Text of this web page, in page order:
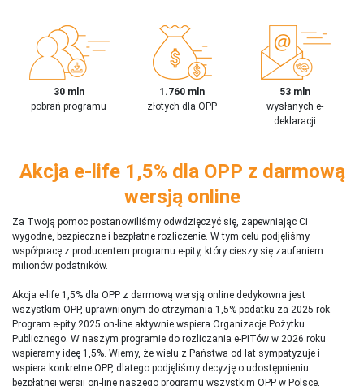
30 mln
pobrań programu
1.760 mln
złotych dla OPP
53 mln
wysłanych e-
deklaracji
Akcja e-life 1,5% dla OPP z darmową
wersją online
Za Twoją pomoc postanowiliśmy odwdzięczyć się, zapewniając Ci
wygodne, bezpieczne i bezpłatne rozliczenie. W tym celu podjęliśmy
współpracę z producentem programu e-pity, który cieszy się zaufaniem
milionów podatników.
Akcja e-life 1,5% dla OPP z darmową wersją online dedykowna jest
wszystkim OPP, uprawnionym do otrzymania 1,5% podatku za 2025 rok.
Program e-pity 2025 on-line aktywnie wspiera Organizacje Pożytku
Publicznego. W naszym programie do rozliczania e-PITów w 2026 roku
wspieramy ideę 1,5%. Wiemy, że wielu z Państwa od lat sympatyzuje i
wspiera konkretne OPP, dlatego podjęliśmy decyzję o udostępnieniu
bezpłatnej wersji on-line naszego programu wszystkim OPP w Polsce,